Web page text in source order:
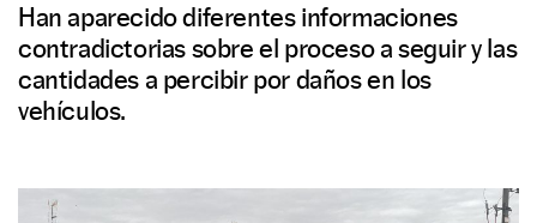
Han aparecido diferentes informaciones
contradictorias sobre el proceso a seguir y las
cantidades a percibir por daños en los
vehículos.